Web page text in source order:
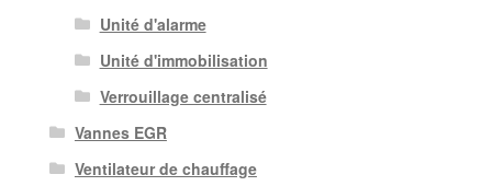
Unité d'alarme
Unité d'immobilisation
Verrouillage centralisé
Vannes EGR
Ventilateur de chauffage